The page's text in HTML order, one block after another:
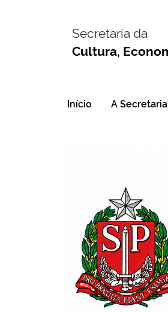
Secretaria da
Cultura,
Início A Secretaria